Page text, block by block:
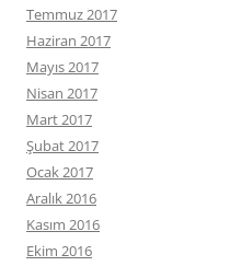
Temmuz 2017
Haziran 2017
Mayıs 2017
Nisan 2017
Mart 2017
Şubat 2017
Ocak 2017
Aralık 2016
Kasım 2016
Ekim 2016